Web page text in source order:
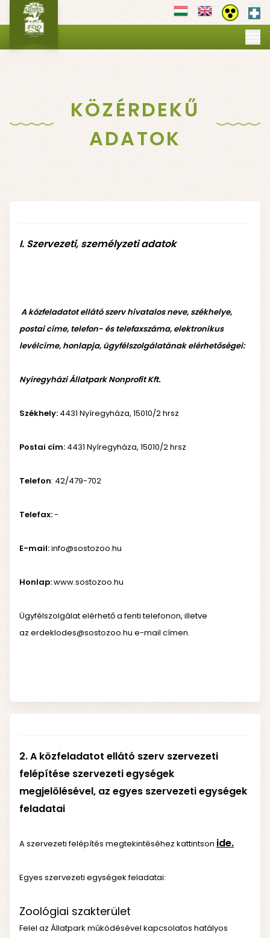
MI VILÁGUNK
PROGRAMOK
OKTATÁS
GALÉRIA
KÖZÉRDEKŰ
ADATOK
I. Szervezeti, személyzeti adatok
A közfeladatot ellátó szerv hivatalos neve, székhelye,
postai címe, telefon- és telefaxszáma, elektronikus
levélcíme, honlapja, ügyfélszolgálatának elérhetőségei:
Nyíregyházi Állatpark Nonprofit Kft.
Székhely: 4431 Nyíregyháza, 15010/2 hrsz
Postai cím: 4431 Nyíregyháza, 15010/2 hrsz
Telefon: 42/479-702
Telefax:-
E-mail:info@sostozoo.hu
Honlap:www.sostozoo.hu
Ügyfélszolgálat elérhető a fenti telefonon, illetve
az erdeklodes@sostozoo.hu e-mail címen.
2. A közfeladatot ellátó szerv szervezeti
felépítése szervezeti egységek
megjelölésével, az egyes szervezeti egységek
feladatai
A szervezeti felépítés megtekintéséhez kattintson ide.
Egyes szervezeti egységek feladatai:
Zoológiai szakterület
Felel az Állatpark működésével kapcsolatos hatályos